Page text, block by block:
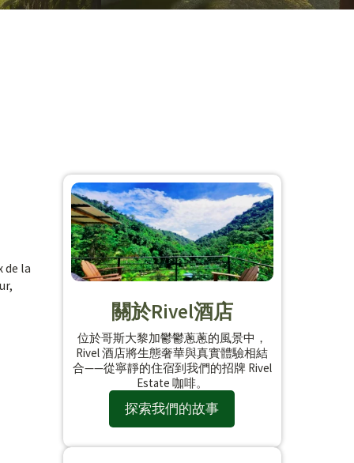
de la
關於Rivel酒店
位於哥斯大黎加鬱鬱蔥蔥的風景中，
Rivel 酒店將生態奢華與真實體驗相結
合——從寧靜的住宿到我們的招牌 Rivel
Estate 咖啡。
探索我們的故事